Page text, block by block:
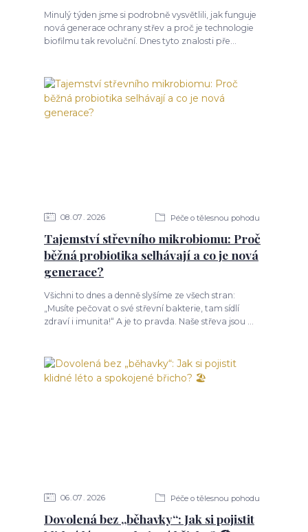
Minulý týden jsme si podrobně vysvětlili, jak funguje
nová generace ochrany střev a proč je technologie
biofilmu tak revoluční. Dnes tyto znalosti pře...
08 07 2026 Péče o tělesnou pohodu
Tajemství střevního mikrobiomu: Proč
běžná probiotika selhávají a co je nová
generace?
Všichni to dnes a denně slyšíme ze všech stran:
„Musíte pečovat o své střevní bakterie, tam sídlí
zdraví i imunita!“ A je to pravda. Naše střeva jsou ...
06 07 2026 Péče o tělesnou pohodu
Dovolená bez „běhavky“: Jak si pojistit